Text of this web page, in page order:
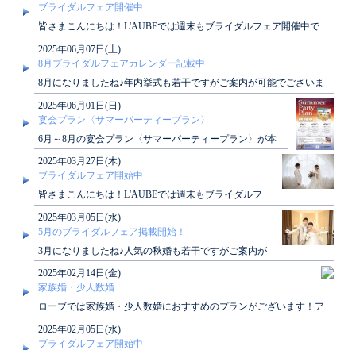
ブライダルフェア開催中
皆さまこんにちは！L'AUBEでは週末もブライダルフェア開催中で
す！来週の土日もご案内可能でございますぜ..
2025年06月07日(土)
8月ブライダルフェアカレンダー記載中
8月になりましたね♪年内挙式も若干ですがご案内が可能でございま
す８月のブライダルフェアカレンダーが掲載さ..
2025年06月01日(日)
宴会プラン〈サマーパーティープラン〉
6月～8月の宴会プラン〈サマーパーティープラン〉が本
日よりご利用可能になりますサマーパーティープラン限
定..
2025年03月27日(木)
ブライダルフェア開始中
皆さまこんにちは！L'AUBEでは週末もブライダルフ
ェア開催中です！来週の土日もご案内可能でございま
すぜ..
2025年03月05日(水)
5月のブライダルフェア掲載開始！
3月になりましたね♪人気の秋婚も若干ですがご案内が
可能でございます5月のブライダルフェアカレンダー
が掲載..
2025年02月14日(金)
家族婚・少人数婚
ローブでは家族婚・少人数婚におすすめのプランがございます！ア
ットホームな結婚式がしたい方、必見です♪詳し..
2025年02月05日(水)
ブライダルフェア開始中